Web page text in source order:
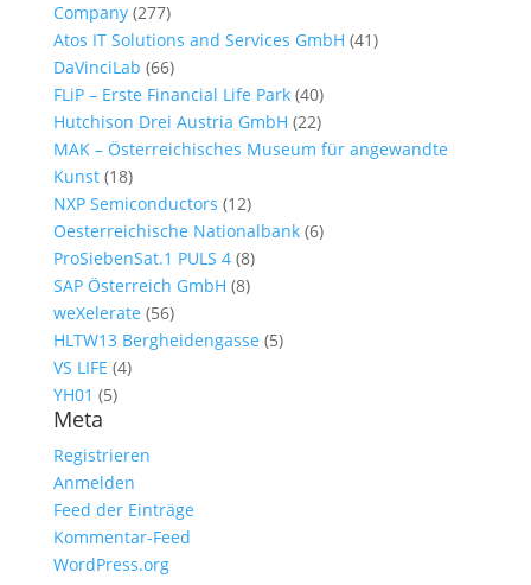
Company(277)
Atos IT Solutions and Services GmbH (41)
DaVinciLab (66)
FLiP – Erste Financial Life Park(40)
Hutchison Drei Austria GmbH (22)
MAK – Österreichisches Museum für angewandte
Kunst(18)
NXP Semiconductors (12)
Oesterreichische Nationalbank(6)
ProSiebenSat.1 PULS 4(8)
SAP Österreich GmbH (8)
weXelerate (56)
HLTW13 Bergheidengasse (5)
VS LIFE (4)
YH01 (5)
Meta
Registrieren
Anmelden
Feed der Einträge
Kommentar-Feed
WordPress.org